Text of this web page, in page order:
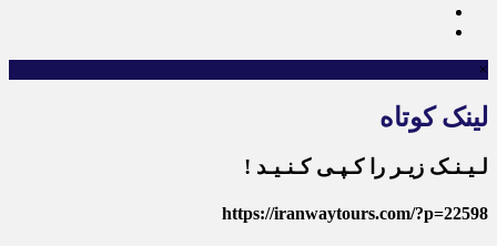
×
لینک کوتاه
لـیـنـک زیـر را کـپـی کـنـیـد !
https://iranwaytours.com/?p=22598